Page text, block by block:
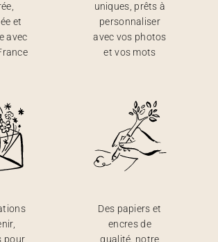
et
avec
uniques, prêts à
personnaliser
avec vos photos
et vos mots
pour
Des papiers et
encres de
qualité, notre